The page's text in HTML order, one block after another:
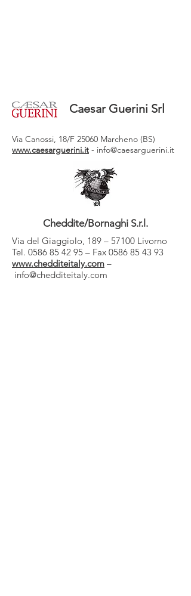
Caesar Guerini Srl
Via Canossi, 18/F 25060 Marcheno (BS)
www.caesarguerini.it - info@caesarguerini.it
Cheddite/Bornaghi S.r.l.
Via del Giaggiolo, 189 – 57100 Livorno
Tel. 0586 85 42 95 – Fax 0586 85 43 93
www.chedditeitaly.com –
info@chedditeitaly.com